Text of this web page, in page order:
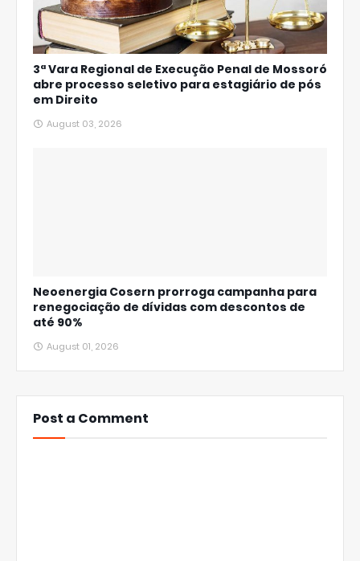
3ª Vara Regional de Execução Penal de Mossoró
abre processo seletivo para estagiário de pós
em Direito
August 03, 2026
Neoenergia Cosern prorroga campanha para
renegociação de dívidas com descontos de
até 90%
August 01, 2026
Post a Comment